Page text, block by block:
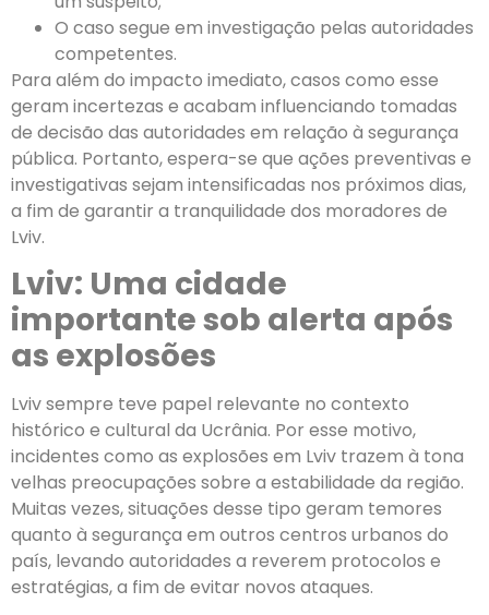
O caso segue em investigação pelas autoridades
competentes.
Para além do impacto imediato, casos como esse
geram incertezas e acabam influenciando tomadas
de decisão das autoridades em relação à segurança
pública. Portanto, espera-se que ações preventivas e
investigativas sejam intensificadas nos próximos dias,
a fim de garantir a tranquilidade dos moradores de
Lviv.
Lviv: Uma cidade
importante sob alerta após
as explosões
Lviv sempre teve papel relevante no contexto
histórico e cultural da Ucrânia. Por esse motivo,
incidentes como as explosões em Lviv trazem à tona
velhas preocupações sobre a estabilidade da região.
Muitas vezes, situações desse tipo geram temores
quanto à segurança em outros centros urbanos do
país, levando autoridades a reverem protocolos e
estratégias, a fim de evitar novos ataques.